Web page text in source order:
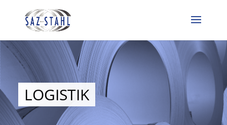
LOGISTIK